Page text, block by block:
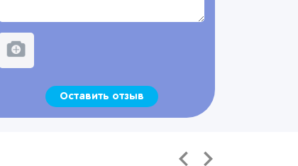
Оставить отзыв